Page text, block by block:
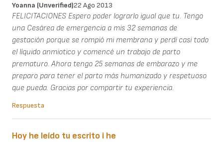
Yoanna (unverified)22 Ago 2013
FELICITACIONES Espero poder lograrlo igual que tu. Tengo
una Cesárea de emergencia a mis 32 semanas de
gestación porque se rompió mi membrana y perdí casi todo
el líquido anmiotico y comencé un trabajo de parto
prematuro. Ahora tengo 25 semanas de embarazo y me
preparo para tener el parto más humanizado y respetuoso
que pueda. Gracias por compartir tu experiencia.
Respuesta
Hoy he leído tu escrito i he